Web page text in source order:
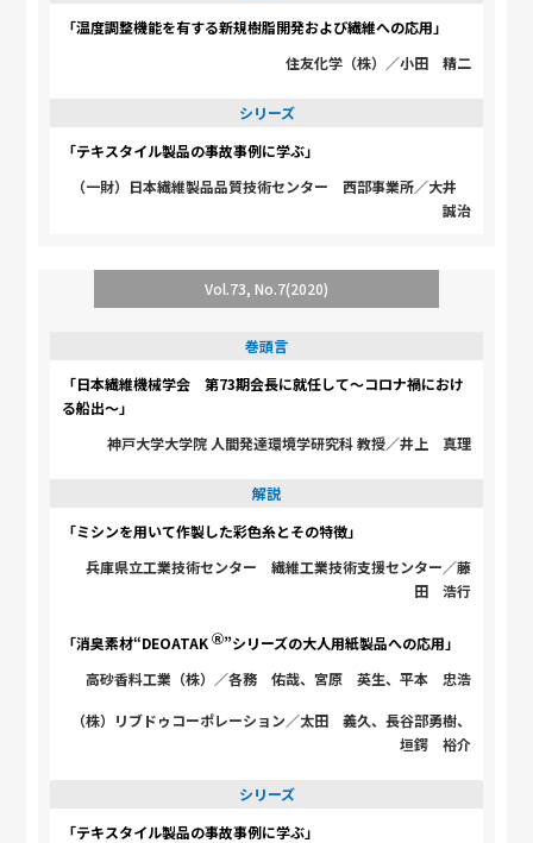
「温度調整機能を有する新規樹脂開発および繊維への応用」
住友化学（株）／小田 精二
シリーズ
「テキスタイル製品の事故事例に学ぶ」
（一財）日本繊維製品品質技術センター 西部事業所／大井
誠治
Vol.73, No.7(2020)
巻頭言
「日本繊維機械学会 第73期会長に就任して～コロナ禍におけ
る船出～」
神戸大学大学院 人間発達環境学研究科 教授／井上 真理
解説
「ミシンを用いて作製した彩色糸とその特徴」
兵庫県立工業技術センター 繊維工業技術支援センター／藤
田 浩行
「消臭素材“DEOATAKⓇ”シリーズの大人用紙製品への応用」
高砂香料工業（株）／各務 佑哉、宮原 英生、平本 忠浩
（株）リブドゥコーポレーション／太田 義久、長谷部勇樹、
垣鍔 裕介
シリーズ
「テキスタイル製品の事故事例に学ぶ」